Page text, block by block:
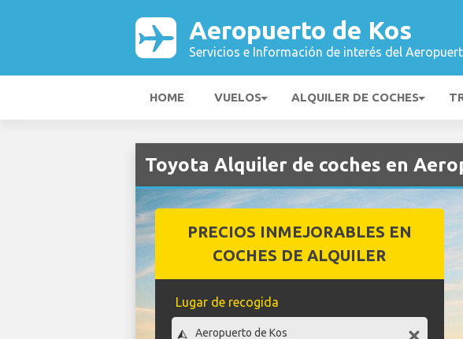
Aeropuerto de Kos
Servicios e Información de interés del
HOME VUELOS ALQUILER DE COCHES
Toyota Alquiler de coches en
PRECIOS INMEJORABLES EN
COCHES DE ALQUILER
Lugar de recogida